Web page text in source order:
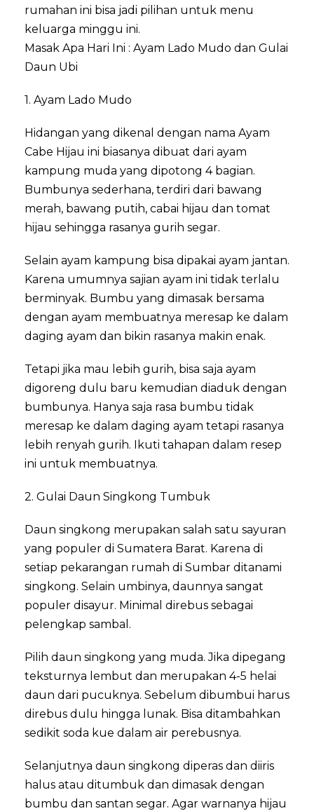
rumahan ini bisa jadi pilihan untuk menu
keluarga minggu ini.
Masak Apa Hari Ini : Ayam Lado Mudo dan Gulai
Daun Ubi
1. Ayam Lado Mudo
Hidangan yang dikenal dengan nama Ayam
Cabe Hijau ini biasanya dibuat dari ayam
kampung muda yang dipotong 4 bagian.
Bumbunya sederhana, terdiri dari bawang
merah, bawang putih, cabai hijau dan tomat
hijau sehingga rasanya gurih segar.
Selain ayam kampung bisa dipakai ayam jantan.
Karena umumnya sajian ayam ini tidak terlalu
berminyak. Bumbu yang dimasak bersama
dengan ayam membuatnya meresap ke dalam
daging ayam dan bikin rasanya makin enak.
Tetapi jika mau lebih gurih, bisa saja ayam
digoreng dulu baru kemudian diaduk dengan
bumbunya. Hanya saja rasa bumbu tidak
meresap ke dalam daging ayam tetapi rasanya
lebih renyah gurih. Ikuti tahapan dalam resep
ini untuk membuatnya.
2. Gulai Daun Singkong Tumbuk
Daun singkong merupakan salah satu sayuran
yang populer di Sumatera Barat. Karena di
setiap pekarangan rumah di Sumbar ditanami
singkong. Selain umbinya, daunnya sangat
populer disayur. Minimal direbus sebagai
pelengkap sambal.
Pilih daun singkong yang muda. Jika dipegang
teksturnya lembut dan merupakan 4-5 helai
daun dari pucuknya. Sebelum dibumbui harus
direbus dulu hingga lunak. Bisa ditambahkan
sedikit soda kue dalam air perebusnya.
Selanjutnya daun singkong diperas dan diiris
halus atau ditumbuk dan dimasak dengan
bumbu dan santan segar. Agar warnanya hijau